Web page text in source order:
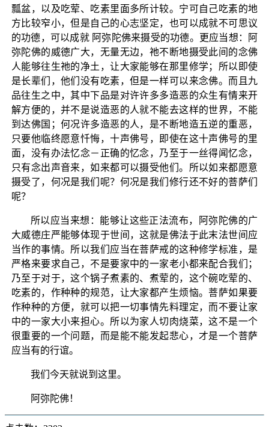
瓢盆，以及吃荤、吃素里面多所计较。宁可自己吃素的地
方比较窄小，但是自己的心志坚定，也可以成就不可思议
的功德，可以成就 阿弥陀佛来摄受的功德。更应当想：阿
弥陀佛的威德广大，无量无边，祂不断地摄受此间的念佛
人能够往生祂的净土，让大家能够在那里修学；所以即使
是长辈们，他们没有吃素，但是一样可以来念佛。而且九
品往生之中，其中下品是对许许多多造恶的众生有情来开
解方便的，并不是说造恶的人就不能去这样的世界，不能
到达佛国；何况许多造恶的人，是不断地造五逆的重恶，
只要他临终愿意忏悔，十声佛号，即使在这十声佛号的里
面，没有办法忆念－正确的忆念，乃至于一丝得闻忆念，
只有念出声音来，如来都可以摄受他们。所以如来都愿意
摄受了，何况是我们呢？何况是我们修行还不好的菩萨们
呢？
所以应当来想：能够让这些正法流布，阿弥陀佛的广
大威德庄严能够体现于世间，这就是佛法于此末法世间应
当作的事情。所以我们应当在菩萨戒的这种修学标准，是
严格来要求自己，不是要家中的一家老小都来配合我们；
乃至于对于，这个锅子煮素的、煮荤的，这个碗吃荤的、
吃素的，作种种的规范，让大家都产生烦恼。菩萨如果要
作种种的方便，就可以把一切事情先料理定，而不要让家
中的一家大小来担心。所以为家人切肉烧菜，这不是一个
很重要的一个问题，而是能不能发起悲心，才是一个菩萨
应当有的行谊。
我们今天就说到这里。
阿弥陀佛！